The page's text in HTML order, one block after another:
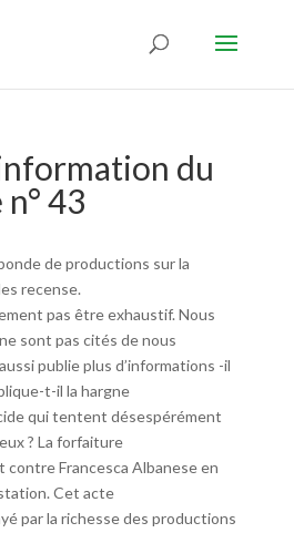
du
43
de productions sur la
recense.
pas être exhaustif. Nous
sont pas cités de nous
publie plus d’informations -il
t-il la hargne
qui tentent désespérément
? La forfaiture
contre Francesca Albanese en
Cet acte
par la richesse des productions